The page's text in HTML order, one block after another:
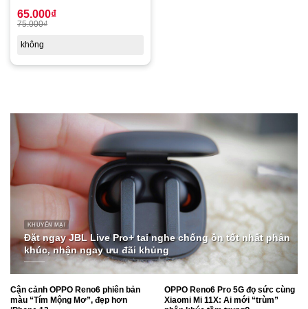
65.000₫
75.000₫
không
HOT SALE: Galaxy Tab S7 FE cấu hình khoẻ, pin
10,000mAh, sạc 45W, hạ giá sốc, ở nhà mua máy này về
làm việc, học tập online thì miễn chê